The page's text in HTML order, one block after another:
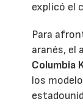
explicó el
Para
aranés, el
Columbia
los